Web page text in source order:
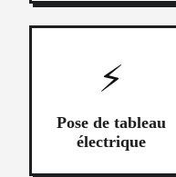
⚡
Pose de tableau
électrique